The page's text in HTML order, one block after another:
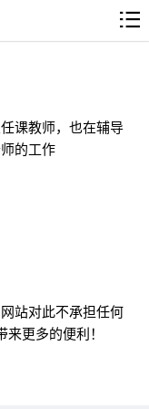
课教师，也在辅导
的工作
站对此不承担任何
更多的便利！